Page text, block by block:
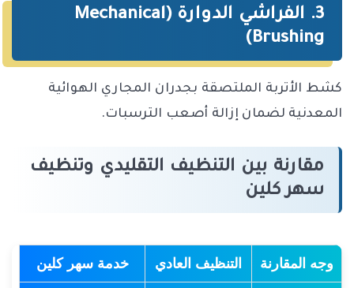
3. الفراشي الدوارة (Mechanical
Brushing)
كشط الأتربة الملتصقة بجدران المجاري الهوائية
المعدنية لضمان إزالة أصعب الترسبات.
مقارنة بين التنظيف التقليدي وتنظيف
سهر كلين
وجه المقارنة التنظيف العادي خدمة سهر كلين